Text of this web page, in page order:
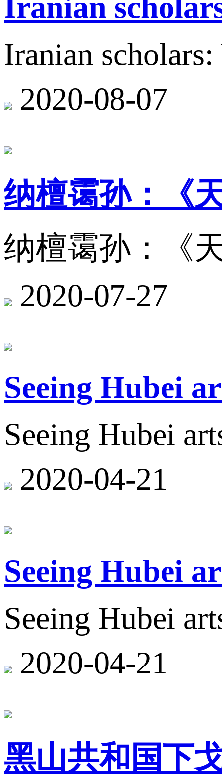
Iranian
Iranian
2020-08-07
纳檀霭孙：《
纳檀霭孙：《
2020-07-27
Seeing Hubei
Seeing Hubei
2020-04-21
Seeing Hubei
Seeing Hubei
2020-04-21
黑山共和国下